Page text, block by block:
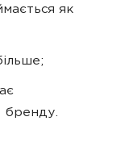
як
бренду.